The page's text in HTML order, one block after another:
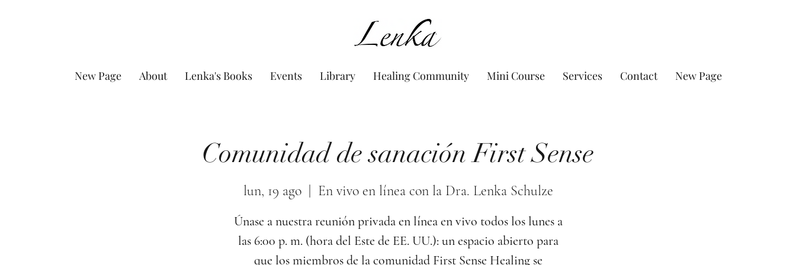
www.Lenka.org
New Page About Lenka's Books Events Library Healing Community Mini Course Services Contact New Page
Comunidad de sanación First Sense
lun, 19 ago
  |
En vivo en línea con la Dra. Lenka Schulze
Únase a nuestra reunión privada en línea en vivo todos los lunes a
las 6:00 p. m. (hora del Este de EE. UU.): un espacio abierto para
que los miembros de la comunidad First Sense Healing se